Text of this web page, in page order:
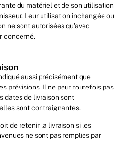
du matériel et de son utilisation
Leur utilisation inchangée ou
ne sont autorisées qu'avec
concerné.
aussi précisément que
prévisions. Il ne peut toutefois pas
dates de livraison sont
sont contraignantes.
de retenir la livraison si les
ne sont pas remplies par